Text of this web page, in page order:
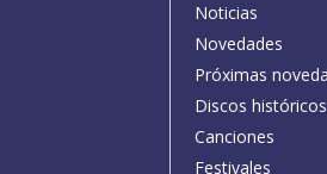
Noticias
Novedades
Próximas
Discos históricos
Canciones
Festivales